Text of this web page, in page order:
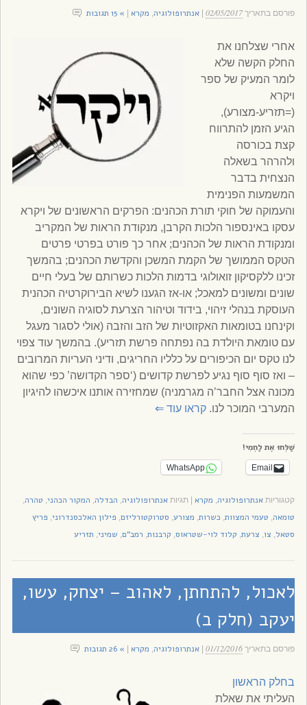
פורסם בתאריך02/05/2017
|אנתרופולוגיה, מקרא » 15 תגובות
אחרי שצלחנו את
החלק הקשה שלא
לומר המעיק של ספר
ויקרא
(=תזריע-מצורע),
הגיע הזמן להתרווח
קצת בכורסה
ולהרהר בשאלה
הנצחית בדבר
המשמעות הפנימית
והעמוקה של חוקי תורת הכהנים: הפרקים הראשונים של ויקרא
עסקו באינספור הלכות הקרבן, מנקודת הראות של המקריב
ומנקודת הראות של הכהנים; אחר כך פורט בפרטי פרטים
הטקס הממושך של הקמת המשכן והקדשת הכהנים; בהמשך
זכינו ללקסיקון זואולוגי בדמות הלכות כשרותם של בעלי חיים
שונים ומשונים למאכל; או-אז הגענו לשיא הבירוקרטיה הכהנית
העוסקת בנהלי זיהוי, בידוד וטיהור הצרעת לסוגיה השונים,
וקינחנו בטומאות האקזוטיות של הזב והזבה (אולי לסגור מעגל
עם טומאת היולדת בה נפתחה פרשת תזריע). בהמשך עוד צפוי
לנו טקס יום הכיפורים על כלליו החריגים, ודיני העריות המרובים
– ואז סוף סוף נגיע לפרשת קדושים (‘ספר הקדושה’ כפי שהוא
מכונה אצל החבר’ה מגרמניה) שמחזירה אותנו איכשהו להיגיון
המערבי המוכר לנו.קראו עוד⇐
שַׁלְּחוּ אֶת לַחְמִי!
Email
WhatsApp
קטגוריותאנתרופולוגיה, מקרא |תגיותאנתרופולוגיה, הבדלה, המקור הכהני, טהרה,
טומאה, טעמי המצוות, כשרות, מצורע, סטרוקטורליזם, פילון האלכסנדרוני, פריץ
סטאל, צו, צרעת, קלוד לוי-שטראוס, קרבנות, רמב"ם, שמיני, תזריע
לאכול, להתחתן, לאהוב – יצחק, עשו,
יעקב (חלק ב)
פורסם בתאריך01/12/2016
|אנתרופולוגיה, מקרא » 26 תגובות
בחלק הראשון
העליתי את שאלת